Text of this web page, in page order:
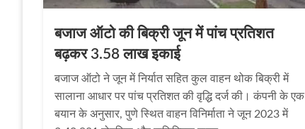
बजाज ऑटो की बिक्री जून में पांच प्रतिशत
बढ़कर 3.58 लाख इकाई
बजाज ऑटो ने जून में निर्यात सहित कुल वाहन थोक बिक्री में
सालाना आधार पर पांच प्रतिशत की वृद्धि दर्ज की। कंपनी के एक
बयान के अनुसार, पुणे स्थित वाहन विनिर्माता ने जून 2023 में